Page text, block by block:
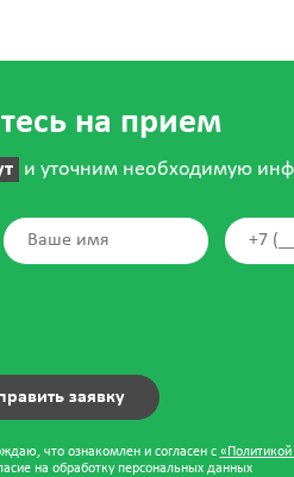
на прием
и уточним необходимую
что ознакомлен и согласен с
на обработку персональных данных